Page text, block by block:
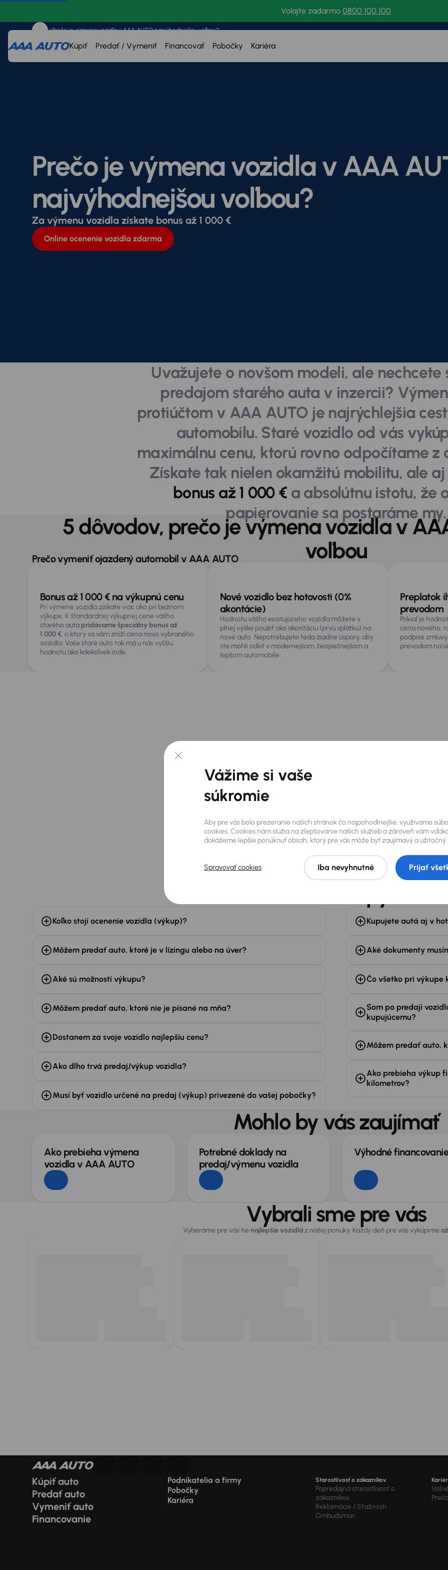
Volajte zadarmo 0800 100 100
Kúpiť Predať / Vymeniť Financovať Pobočky Kariéra
Prečo je výmena vozidla v AAA AUTO najvýhodnejšou voľbou?
Prečo je výmena vozidla v AAA
najvýhodnejšou voľbou?
Za výmenu vozidla získate bonus až 1 000 €
Online ocenenie vozidla zdarma
Uvažujete o novšom modeli, ale nechcete
predajom starého auta v inzercii?
protiúčtom v AAA AUTO je najrýchlejšia
automobilu. Staré vozidlo od vás
maximálnu cenu, ktorú rovno odpočítame z
Získate tak nielen okamžitú mobilitu, ale aj
bonus až 1 000 € a absolútnu istotu, že
papierovanie sa postaráme my.
Prečo vymeniť ojazdený automobil v AAA AUTOVýhody výmeny Často sa nás pýtate
5 dôvodov, prečo je výmena vozidla v
voľbou
Bonus až 1 000 € na výkupnú cenu
Pri výmene vozidla získate viac ako pri bežnom
výkupe. K štandardnej výkupnej cene vášho
starého auta pridávame špeciálny bonus až
1 000 €, o ktorý sa vám zníži cena novo vybraného
vozidla. Vaše staré auto tak má u nás vyššiu
hodnotu ako kdekoľvek inde.
Nové vozidlo bez hotovosti (0%
akontácie)
Hodnotu vášho existujúceho vozidla môžete v
plnej výške použiť ako akontáciu (prvú splátku) na
nové auto. Nepotrebujete teda žiadne úspory, aby
ste mohli odísť v modernejšom, bezpečnejšom a
lepšom automobile.
Preplatok
prevodom
Pokiaľ je
cena nového,
podpise
prevodom na
Rozumieme autám aj
Poraďte sa s nami o nákupe, výkupe aj výmene vozidla.
Sme tu pre vás denne 8:00 - 21:00.
Koľko stojí ocenenie vozidla (výkup)?
Môžem predať auto, ktoré je v lízingu alebo na úver?
Aké sú možnosti výkupu?
Môžem predať auto, ktoré nie je písané na mňa?
Dostanem za svoje vozidlo najlepšiu cenu?
Ako dlho trvá predaj/výkup vozidla?
Musí byť vozidlo určené na predaj (výkup) privezené do vašej pobočky?
Kupujete autá aj v
Aké dokumenty
Čo všetko pri výkupe
Som po predaji
kupujúcemu?
Môžem predať auto,
Ako prebieha výkup
kilometrov?
Mohlo by vás zaujímať
Ako prebieha výmena
vozidla v AAA AUTO
Potrebné doklady na
predaj/výmenu vozidla
Výhodné financovanie
Vybrali sme pre vás
Vyberáme pre vás tie najlepšie vozidláz našej ponuky. Každý deň pre vás vykúpime
Kúpiť auto
Predať auto
Vymeniť auto
Financovanie
Podnikatelia a firmy
Pobočky
Kariéra
Starostlivosť o zákazníkov
Popredajná starostlivosť o
zákazníkov
Reklamácie / Sťažnosti
Ombudsman
Vážime si vaše
súkromie
Aby pre vás bolo prezeranie našich stránok čo najpohodlnejšie, využívame
cookies. Cookies nám slúžia na zlepšovanie našich služieb a zároveň vám
dokážeme lepšie ponúknuť obsah, ktorý pre vás môže byť zaujímavý a užitočný.
Spravovať cookies Iba nevyhnutné Prijať